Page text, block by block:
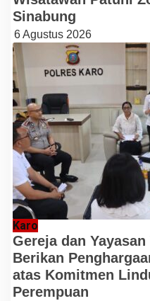
Sinabung
6 Agustus 2026
Karo
Gereja dan
Berikan
atas Komitmen
Perempuan